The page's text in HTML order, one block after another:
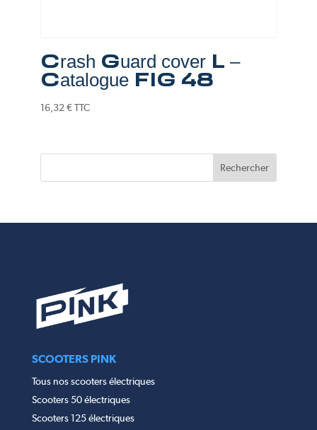
Crash Guard cover L –
Catalogue FIG 48
16,32€ TTC
SCOOTERS PINK
Tous nos scooters électriques
Scooters 50 électriques
Scooters 125 électriques